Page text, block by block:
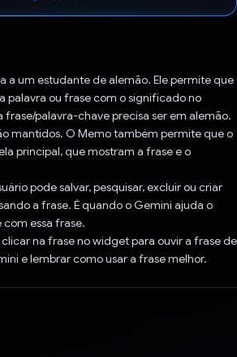
a um estudante de alemão. Ele permite que
palavra ou frase com o significado no
frase/palavra-chave precisa ser em alemão.
mantidos. O Memo também permite que o
principal, que mostram a frase e o
pode salvar, pesquisar, excluir ou criar
a frase. É quando o Gemini ajuda o
essa frase.
na frase no widget para ouvir a frase de
e lembrar como usar a frase melhor.